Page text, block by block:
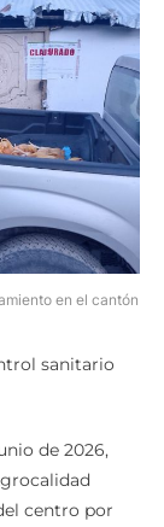
en el cantón
sanitario
de 2026,
centro por